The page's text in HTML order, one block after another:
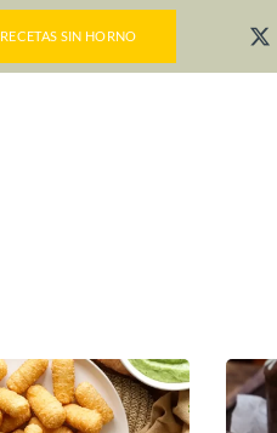
RECETAS SIN HORNO